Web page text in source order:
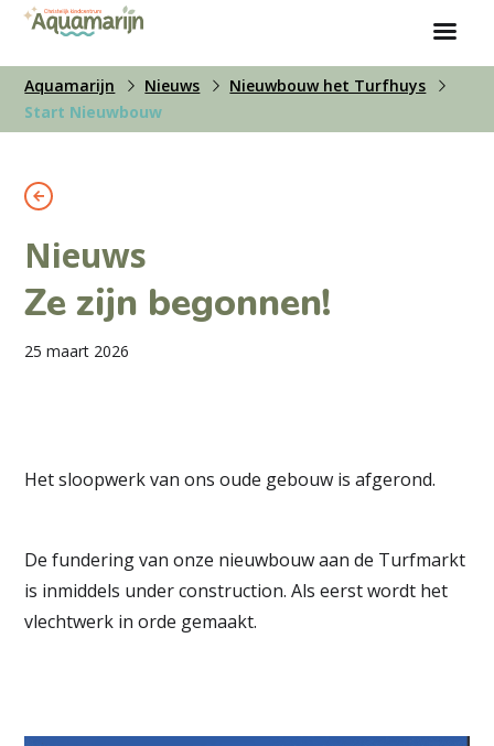
Aquamarijn Nieuws
Nieuwbouw het Turfhuys
Start Nieuwbouw
Nieuws
Ze zijn begonnen!
25 maart 2026
Het sloopwerk van ons oude gebouw is afgerond.
De fundering van onze nieuwbouw aan de Turfmarkt
is inmiddels under construction. Als eerst wordt het
vlechtwerk in orde gemaakt.